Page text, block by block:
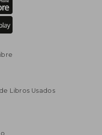
Libros Usados